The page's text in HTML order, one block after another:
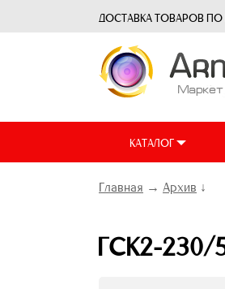
ДОСТАВКА ТОВАРОВ ПО
КАТАЛОГ
Главная → Архив ↓
ГСК2-230/